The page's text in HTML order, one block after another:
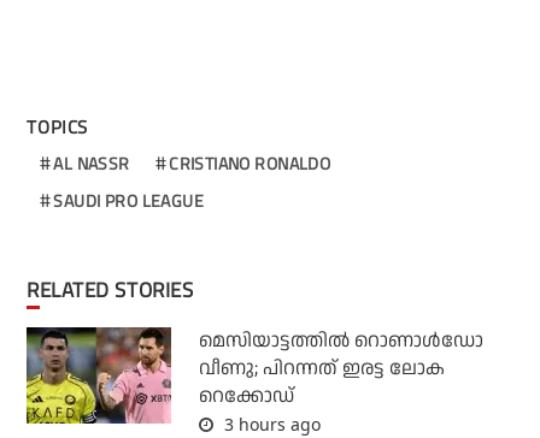
TOPICS
AL NASSR
CRISTIANO RONALDO
SAUDI PRO LEAGUE
RELATED STORIES
മെസിയാട്ടത്തില്‍ റൊണാള്‍ഡോ
വീണു; പിറന്നത് ഇരട്ട ലോക
റെക്കോഡ്
3 hours ago